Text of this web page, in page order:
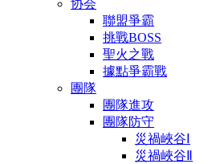
协会
聯盟爭霸
挑戰BOSS
聖火之戰
據點爭霸戰
團隊
團隊進攻
團隊防守
災禍峽谷Ⅰ
災禍峽谷Ⅱ